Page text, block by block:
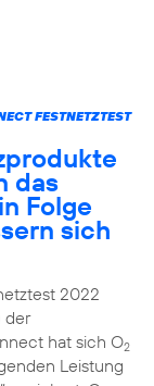
FESTNETZTEST
das
Folge
sich
2022
der
hat sich O2
Leistung